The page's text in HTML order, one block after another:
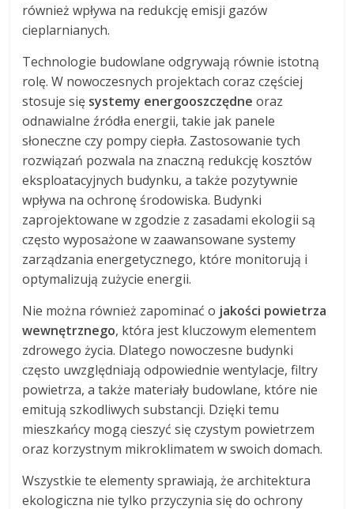
również wpływa na redukcję emisji gazów
cieplarnianych.
Technologie budowlane odgrywają równie istotną
rolę. W nowoczesnych projektach coraz częściej
stosuje się systemy energooszczędne oraz
odnawialne źródła energii, takie jak panele
słoneczne czy pompy ciepła. Zastosowanie tych
rozwiązań pozwala na znaczną redukcję kosztów
eksploatacyjnych budynku, a także pozytywnie
wpływa na ochronę środowiska. Budynki
zaprojektowane w zgodzie z zasadami ekologii są
często wyposażone w zaawansowane systemy
zarządzania energetycznego, które monitorują i
optymalizują zużycie energii.
Nie można również zapominać o jakości powietrza
wewnętrznego, która jest kluczowym elementem
zdrowego życia. Dlatego nowoczesne budynki
często uwzględniają odpowiednie wentylacje, filtry
powietrza, a także materiały budowlane, które nie
emitują szkodliwych substancji. Dzięki temu
mieszkańcy mogą cieszyć się czystym powietrzem
oraz korzystnym mikroklimatem w swoich domach.
Wszystkie te elementy sprawiają, że architektura
ekologiczna nie tylko przyczynia się do ochrony